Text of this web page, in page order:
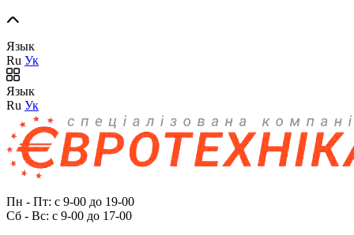
Язык
Ru Ук
Язык
Ru Ук
Пн - Пт: с 9-00 до 19-00
Сб - Вс: с 9-00 до 17-00